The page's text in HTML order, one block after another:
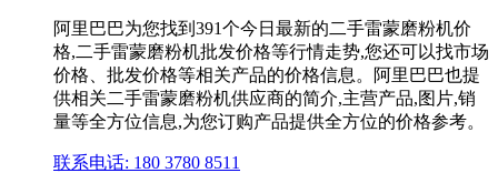
阿里巴巴为您找到391个今日最新的二手雷蒙磨粉机价
格,二手雷蒙磨粉机批发价格等行情走势,您还可以找市场
价格、批发价格等相关产品的价格信息。阿里巴巴也提
供相关二手雷蒙磨粉机供应商的简介,主营产品,图片,销
量等全方位信息,为您订购产品提供全方位的价格参考。
联系电话: 180 3780 8511